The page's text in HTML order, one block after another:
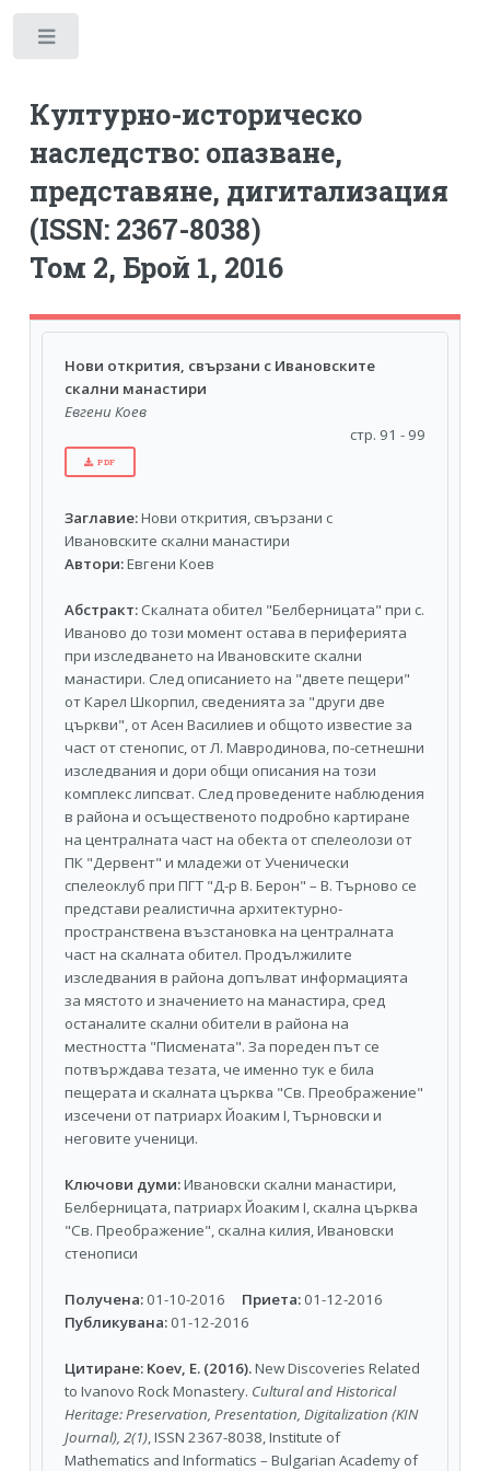
Културно-историческо
наследство: опазване,
представяне, дигитализация
(ISSN: 2367-8038)
Том 2, Брой 1, 2016
Нови открития, свързани с Ивановските
скални манастири
Евгени Коев
стр. 91 - 99
PDF
Заглавие:Нови открития, свързани с
Ивановските скални манастири
Автори:Евгени Коев
Абстракт:Скалната обител "Белберницата" при с.
Иваново до този момент остава в периферията
при изследването на Ивановските скални
манастири. След описанието на "двете пещери"
от Карел Шкорпил, сведенията за "други две
църкви", от Асен Василиев и общото известие за
част от стенопис, от Л. Мавродинова, по-сетнешни
изследвания и дори общи описания на този
комплекс липсват. След проведените наблюдения
в района и осъщественото подробно картиране
на централната част на обекта от спелеолози от
ПК "Дервент" и младежи от Ученически
спелеоклуб при ПГТ "Д-р В. Берон" – В. Търново се
представи реалистична архитектурно-
пространствена възстановка на централната
част на скалната обител. Продължилите
изследвания в района допълват информацията
за мястото и значението на манастира, сред
останалите скални обители в района на
местността "Писмената". За пореден път се
потвърждава тезата, че именно тук е била
пещерата и скалната църква "Св. Преображение"
изсечени от патриарх Йоаким I, Търновски и
неговите ученици.
Ключови думи:Ивановски скални манастири,
Белберницата, патриарх Йоаким I, скална църква
"Св. Преображение", скална килия, Ивановски
стенописи
Получена:01-10-2016 Приета:01-12-2016
Публикувана:01-12-2016
Цитиране: Koev, E. (2016).New Discoveries Related
to Ivanovo Rock Monastery. Cultural and Historical
Heritage: Preservation, Presentation, Digitalization (KIN
Journal), 2(1), ISSN 2367-8038, Institute of
Mathematics and Informatics – Bulgarian Academy of